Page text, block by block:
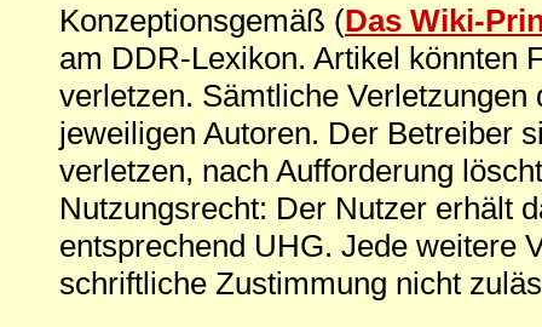
Konzeptionsgemäß (Das Wiki-
am DDR-Lexikon. Artikel könnten
verletzen. Sämtliche
jeweiligen Autoren. Der Betreiber
verletzen, nach Aufforderung
Nutzungsrecht: Der Nutzer erhält
entsprechend UHG. Jede weitere
schriftliche Zustimmung nicht